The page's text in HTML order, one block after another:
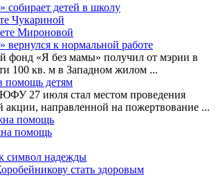
детей в школу
Чукариной
Мироновой
к нормальной работе
фонд «Я без мамы» получил от мэрии в
100 кв. м в Западном жилом ...
помощь детям
27 июля стал местом проведения
акции, направленной на пожертвование ...
помощь
помощь
символ надежды
стать здоровым